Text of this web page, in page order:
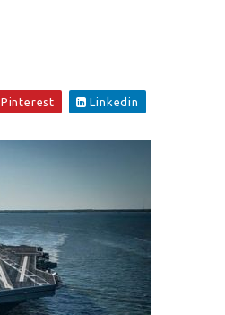
Pinterest Linkedin